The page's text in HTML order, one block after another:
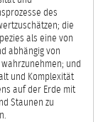
des
die
als eine von
abhängig von
und
und Komplexität
auf der Erde mit
Staunen zu